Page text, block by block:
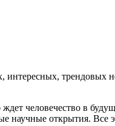
трендовых
человечество в
научные открытия. Все